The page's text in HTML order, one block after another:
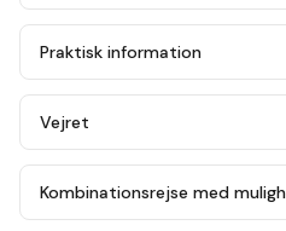
Praktisk information
Vejret
Kombinationsrejse med